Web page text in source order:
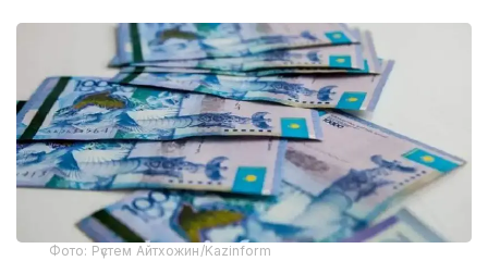
Фото: Рүстем Айтхожин/Kazinform